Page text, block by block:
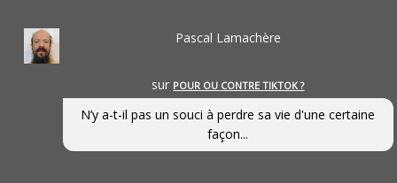
Pascal Lamachère
sur POUR OU CONTRE TIKTOK ?
N’y a-t-il pas un souci à perdre sa vie d'une certaine
façon...